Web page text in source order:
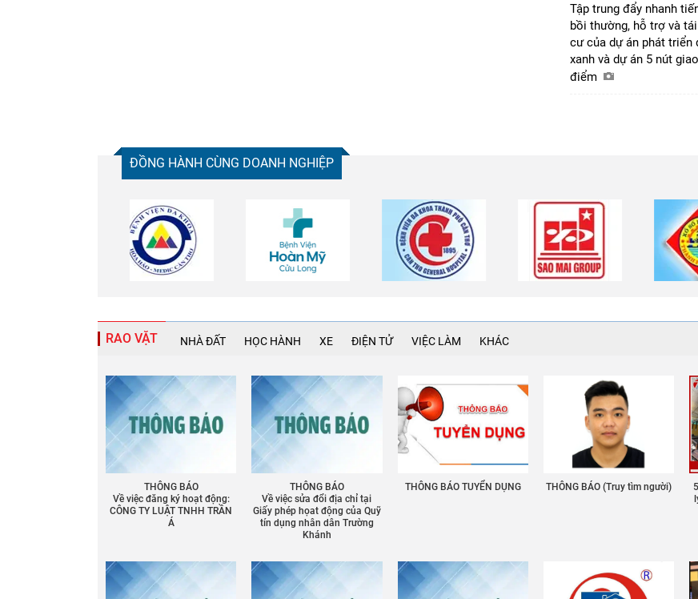
Tập trung đẩy nhanh
bồi thường, hỗ trợ và
cư của dự án phát triển
xanh và dự án 5 nút
điểm
ĐỒNG HÀNH CÙNG DOANH NGHIỆP
RAO VẶT NHÀ ĐẤT HỌC HÀNH XE ĐIỆN TỬ VIỆC LÀM KHÁC
THÔNG BÁO
Về việc đăng ký hoạt động:
CÔNG TY LUẬT TNHH TRẦN
Á
THÔNG BÁO
Về việc sửa đổi địa chỉ tại
Giấy phép họat động của Quỹ
tín dụng nhân dân Trường
Khánh
THÔNG BÁO TUYỂN DỤNG THÔNG BÁO (Truy tìm người)